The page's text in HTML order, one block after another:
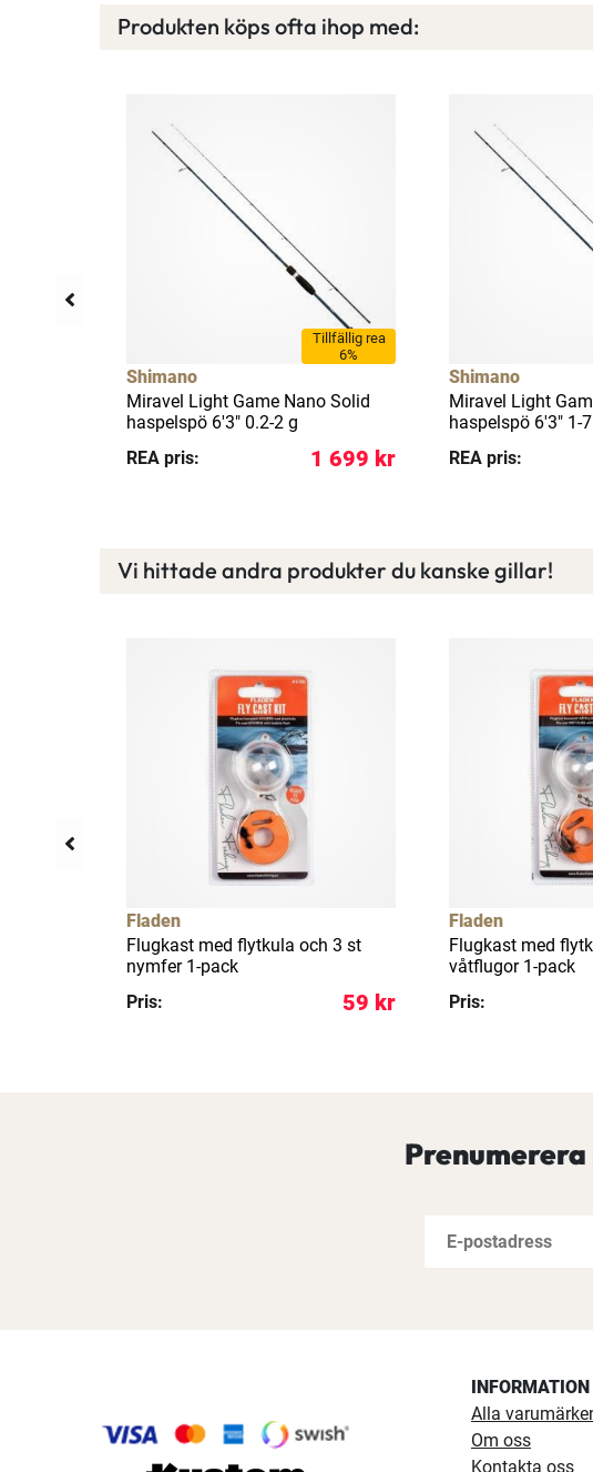
Bättre
Produkten köps ofta ihop med:
Tillfällig rea
6%
Shimano
Miravel Light Game Nano Solid
haspelspö 6'3" 0.2-2 g
REA pris:
1 699 kr
Shimano
Miravel Light
haspelspö 6'3" 1-
REA pris:
Vi hittade andra produkter du kanske gillar!
Fladen
Flugkast med flytkula och 3 st
nymfer 1-pack
Pris:
59 kr
Fladen
Flugkast med
våtflugor 1-pack
Pris:
INFORMATION
Alla
Om oss
Kontakta oss